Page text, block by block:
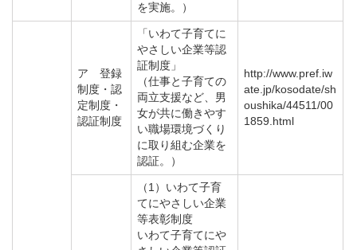
を実施。）
ア 登録
制度・認
定制度・
認証制度
「いわて子育てに
やさしい企業等認
証制度」
（仕事と子育ての
両立支援など、男
女が共に働きやす
い職場環境づくり
に取り組む企業を
認証。）
http://www.pref.iw
ate.jp/kosodate/sh
oushika/44511/00
1859.html
（1）いわて子育
てにやさしい企業
等表彰制度
いわて子育てにや